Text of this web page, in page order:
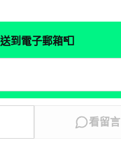
到電子郵箱📮
看留言